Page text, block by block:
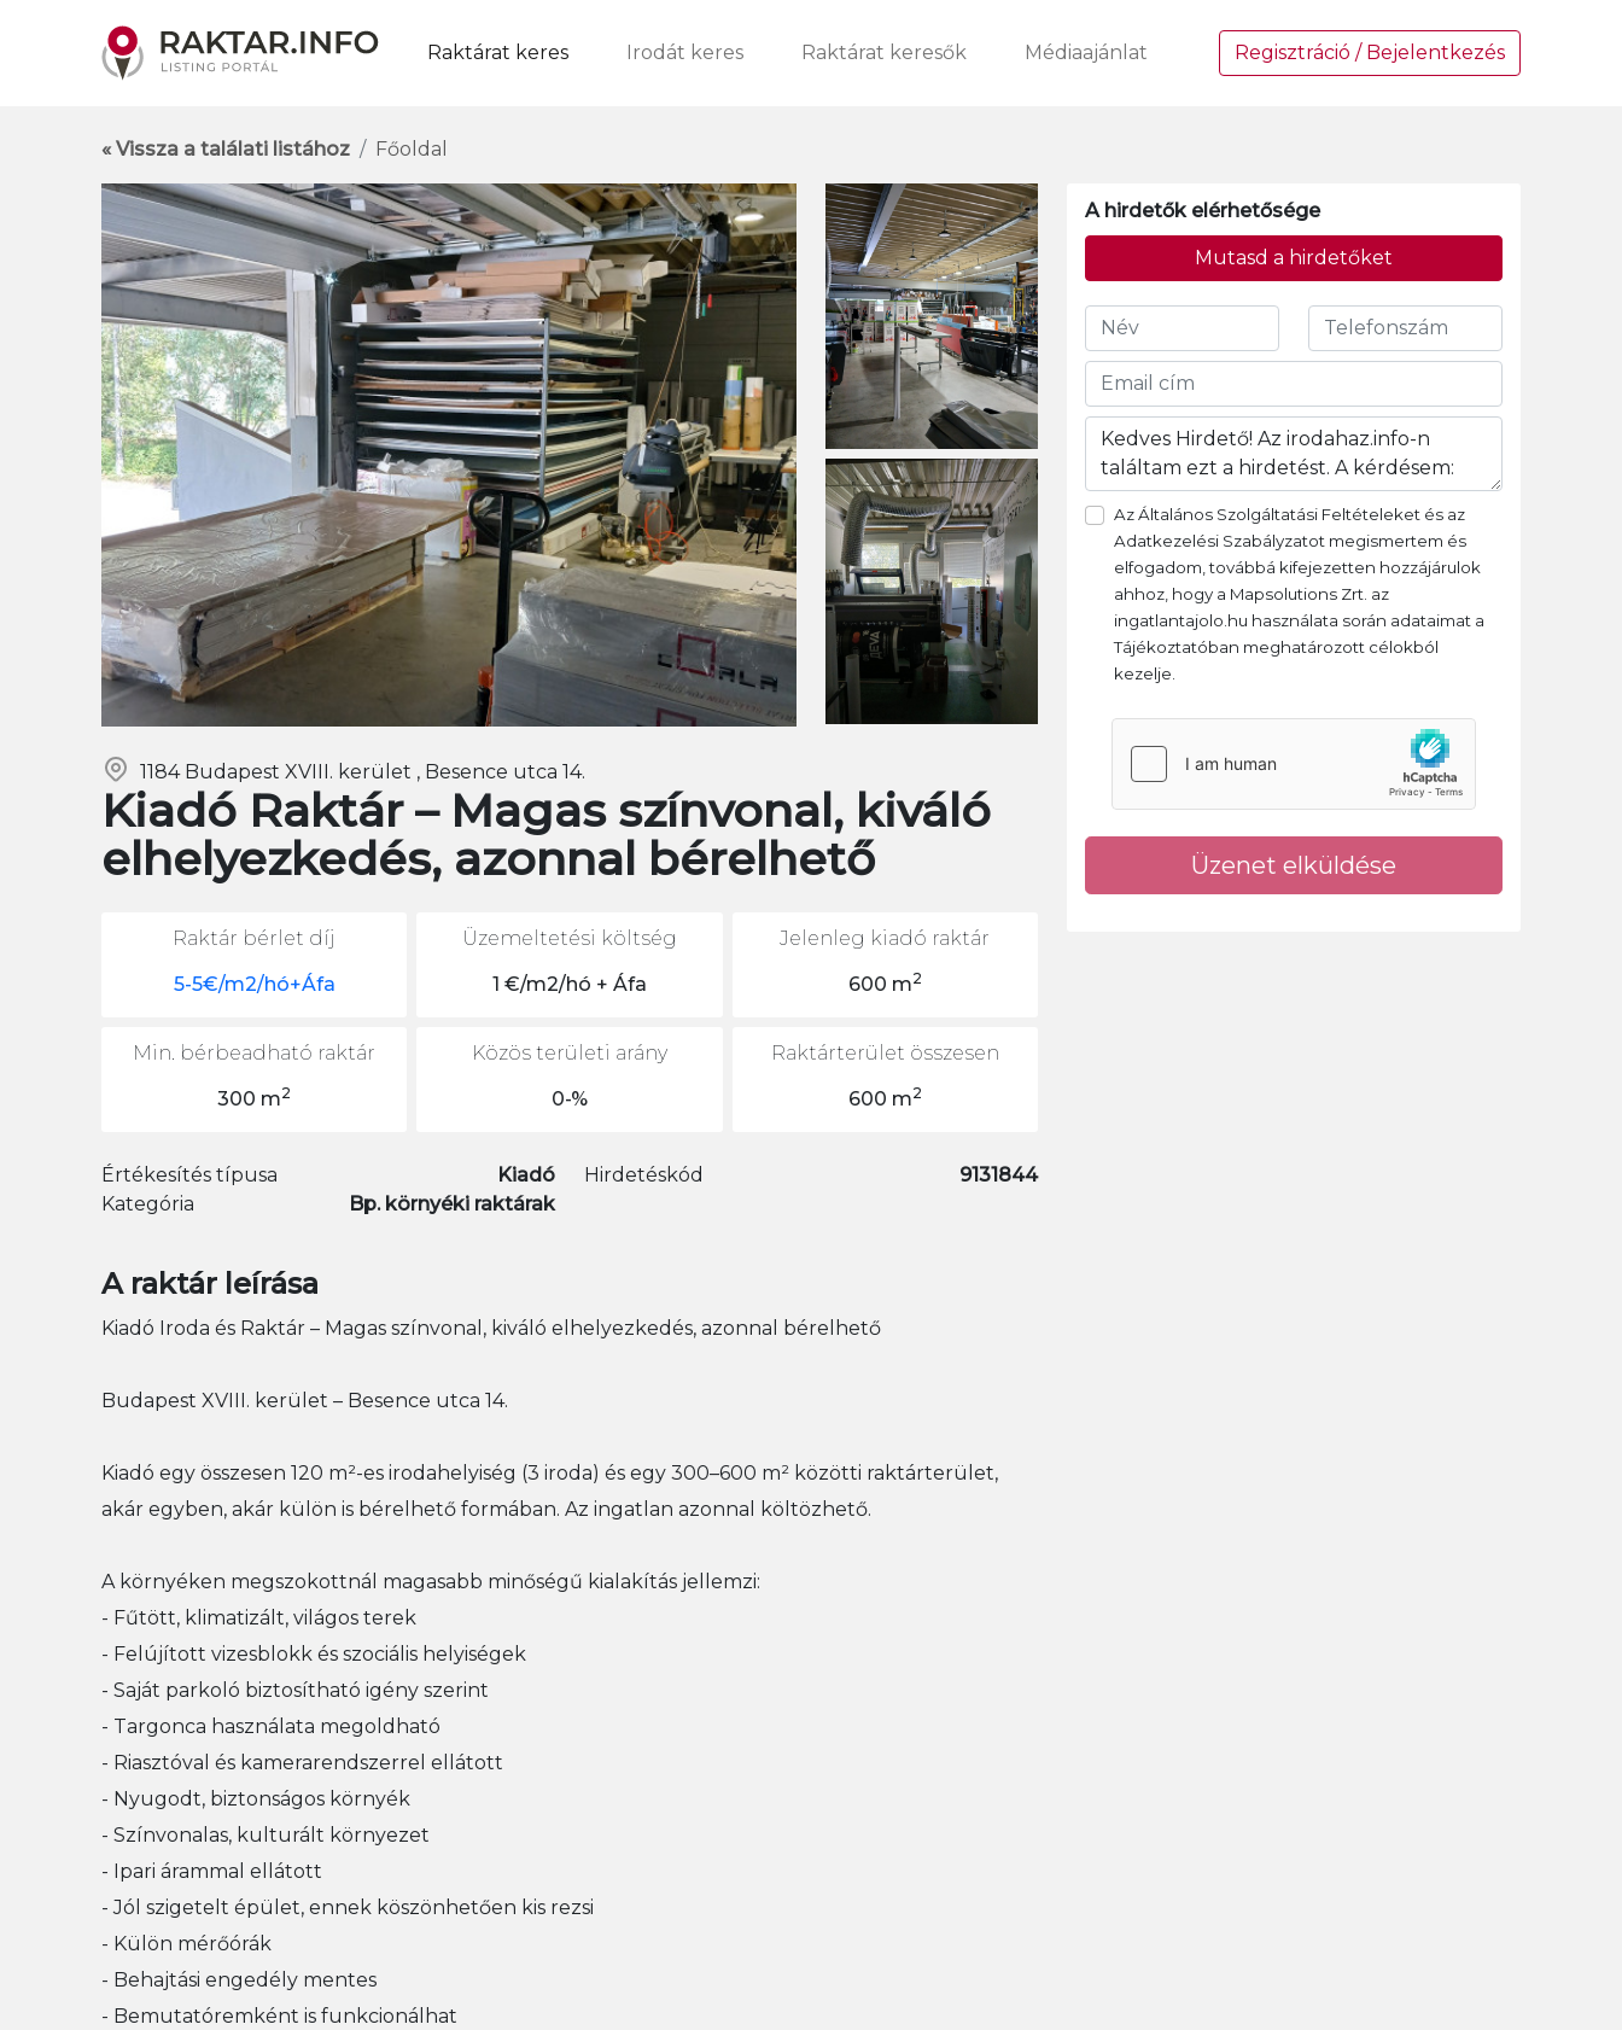
Raktárat keres Irodát keres Raktárat keresők Médiaajánlat Regisztráció / Bejelentkezés
« Vissza a találati listához Főoldal
1184 Budapest XVIII. kerület , Besence utca 14.
Kiadó Raktár – Magas színvonal, kiváló
elhelyezkedés, azonnal bérelhető
Raktár bérlet díj
5-5€/m2/hó+Áfa
Üzemeltetési költség
1 €/m2/hó + Áfa
Jelenleg kiadó raktár
600 m2
Min. bérbeadható raktár
300 m2
Közös területi arány
0-%
Raktárterület összesen
600 m2
Értékesítés típusa
Kiadó
Kategória
Bp. környéki raktárak
Hirdetéskód 9131844
A raktár leírása
Kiadó Iroda és Raktár – Magas színvonal, kiváló elhelyezkedés, azonnal bérelhető
Budapest XVIII. kerület – Besence utca 14.
Kiadó egy összesen 120 m²-es irodahelyiség (3 iroda) és egy 300–600 m² közötti raktárterület,
akár egyben, akár külön is bérelhető formában. Az ingatlan azonnal költözhető.
A környéken megszokottnál magasabb minőségű kialakítás jellemzi:
- Fűtött, klimatizált, világos terek
- Felújított vizesblokk és szociális helyiségek
- Saját parkoló biztosítható igény szerint
- Targonca használata megoldható
- Riasztóval és kamerarendszerrel ellátott
- Nyugodt, biztonságos környék
- Színvonalas, kulturált környezet
- Ipari árammal ellátott
- Jól szigetelt épület, ennek köszönhetően kis rezsi
- Külön mérőórák
- Behajtási engedély mentes
- Bemutatóremként is funkcionálhat
A hirdetők elérhetősége
Mutasd a hirdetőket
Az Általános Szolgáltatási Feltételeket és az
Adatkezelési Szabályzatot megismertem és
elfogadom, továbbá kifejezetten hozzájárulok
ahhoz, hogy a Mapsolutions Zrt. az
ingatlantajolo.hu használata során adataimat a
Tájékoztatóban meghatározott célokból
kezelje.
Üzenet elküldése